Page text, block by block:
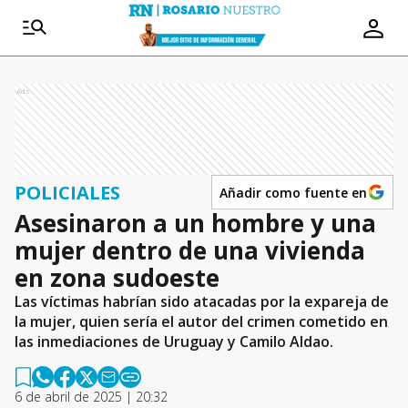
Ads
POLICIALES Añadir como fuente en
Asesinaron a un hombre y una
mujer dentro de una vivienda
en zona sudoeste
Las víctimas habrían sido atacadas por la expareja de
la mujer, quien sería el autor del crimen cometido en
las inmediaciones de Uruguay y Camilo Aldao.
6 de abril de 2025 | 20:32